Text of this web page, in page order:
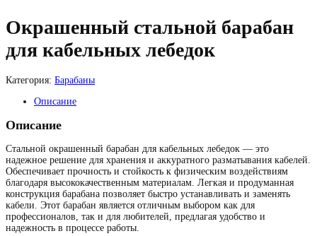
Окрашенный стальной барабан
для кабельных лебедок
Категория: Барабаны
Описание
Описание
Стальной окрашенный барабан для кабельных лебедок — это
надежное решение для хранения и аккуратного разматывания кабелей.
Обеспечивает прочность и стойкость к физическим воздействиям
благодаря высококачественным материалам. Легкая и продуманная
конструкция барабана позволяет быстро устанавливать и заменять
кабели. Этот барабан является отличным выбором как для
профессионалов, так и для любителей, предлагая удобство и
надежность в процессе работы.